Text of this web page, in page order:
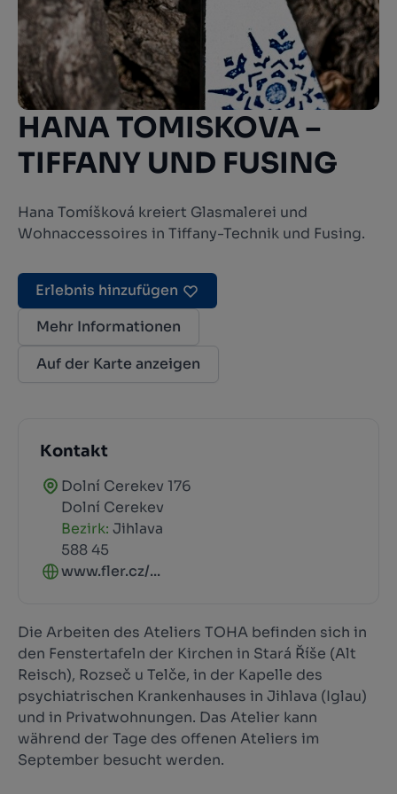
HANA TOMISKOVA –
TIFFANY UND FUSING
Hana Tomíšková kreiert Glasmalerei und
Wohnaccessoires in Tiffany-Technik und Fusing.
Erlebnis hinzufügen
Mehr Informationen
Auf der Karte anzeigen
Kontakt
Dolní Cerekev 176
Dolní Cerekev
Bezirk: Jihlava
588 45
www.fler.cz/...
Die Arbeiten des Ateliers TOHA befinden sich in
den Fenstertafeln der Kirchen in Stará Říše (Alt
Reisch), Rozseč u Telče, in der Kapelle des
psychiatrischen Krankenhauses in Jihlava (Iglau)
und in Privatwohnungen. Das Atelier kann
während der Tage des offenen Ateliers im
September besucht werden.